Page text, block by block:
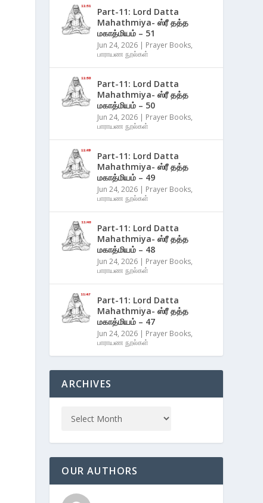
Part-11: Lord Datta
Mahathmiya- ஸ்ரீ தத்த
மகாத்மியம் – 51
Jun 24, 2026 | Prayer Books,
பாராயண நூல்கள்
Part-11: Lord Datta
Mahathmiya- ஸ்ரீ தத்த
மகாத்மியம் – 50
Jun 24, 2026 | Prayer Books,
பாராயண நூல்கள்
Part-11: Lord Datta
Mahathmiya- ஸ்ரீ தத்த
மகாத்மியம் – 49
Jun 24, 2026 | Prayer Books,
பாராயண நூல்கள்
Part-11: Lord Datta
Mahathmiya- ஸ்ரீ தத்த
மகாத்மியம் – 48
Jun 24, 2026 | Prayer Books,
பாராயண நூல்கள்
Part-11: Lord Datta
Mahathmiya- ஸ்ரீ தத்த
மகாத்மியம் – 47
Jun 24, 2026 | Prayer Books,
பாராயண நூல்கள்
ARCHIVES
OUR AUTHORS